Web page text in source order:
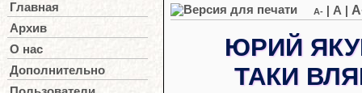
Главная
Архив
О нас
Дополнительно
A- A
ЮРИЙ
ТАКИ